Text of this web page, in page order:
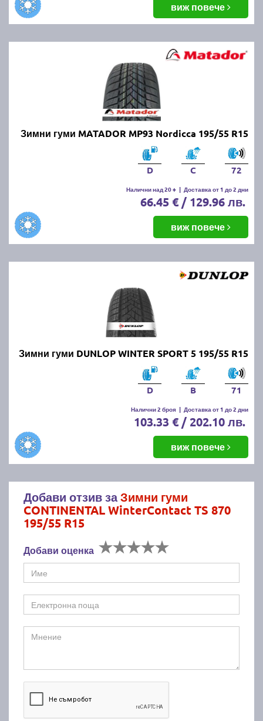
виж повече
Зимни гуми MATADOR MP93 Nordicca 195/55 R15
D C 72
Налични над 20 + | Доставка от 1 до 2 дни
66.45 € / 129.96 лв.
виж повече
Зимни гуми DUNLOP WINTER SPORT 5 195/55 R15
D B 71
Налични 2 броя | Доставка от 1 до 2 дни
103.33 € / 202.10 лв.
виж повече
Добави отзив заЗимни гуми
CONTINENTAL WinterContact TS 870
195/55 R15
Добави оценка